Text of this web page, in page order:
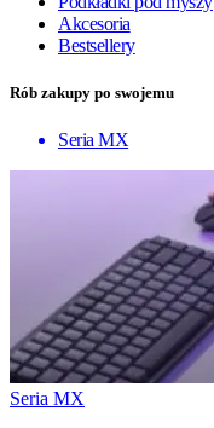
Akcesoria
Bestsellery
Rób zakupy po swojemu
Seria MX
Seria MX